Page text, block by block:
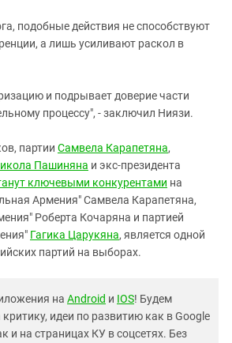
подобные действия не способствуют
а лишь усиливают раскол в
и подрывает доверие части
процессу", - заключил Ниязи.
партии Самвела Карапетяна,
Пашиняна и экс-президента
ключевыми конкурентами на
Армения" Самвела Карапетяна,
Роберта Кочаряна и партией
Гагика Царукяна, является одной
партий на выборах.
на Android и IOS! Будем
идеи по развитию как в Google
и на страницах КУ в соцсетях. Без